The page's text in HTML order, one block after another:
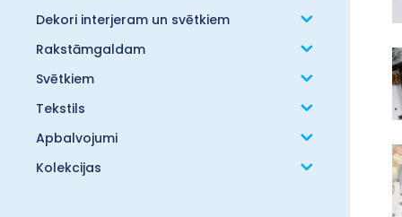
Dekori interjeram un svētkiem
Rakstāmgaldam
Svētkiem
Tekstils
Apbalvojumi
Kolekcijas